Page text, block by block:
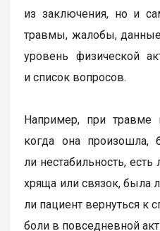
из заключения, но и
травмы, жалобы,
уровень физической
и список вопросов.
Например, при травме
когда она произошла,
ли нестабильность,
хряща или связок, была
ли пациент вернуться к
боли в повседневной